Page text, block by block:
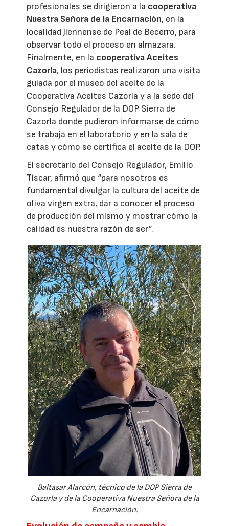
profesionales se dirigieron a la cooperativa
Nuestra Señora de la Encarnación, en la
localidad jiennense de Peal de Becerro, para
observar todo el proceso en almazara.
Finalmente, en la cooperativa Aceites
Cazorla, los periodistas realizaron una visita
guiada por el museo del aceite de la
Cooperativa Aceites Cazorla y a la sede del
Consejo Regulador de la DOP Sierra de
Cazorla donde pudieron informarse de cómo
se trabaja en el laboratorio y en la sala de
catas y cómo se certifica el aceite de la DOP.
El secretario del Consejo Regulador, Emilio
Tíscar, afirmó que “para nosotros es
fundamental divulgar la cultura del aceite de
oliva virgen extra, dar a conocer el proceso
de producción del mismo y mostrar cómo la
calidad es nuestra razón de ser”.
Baltasar Alarcón, técnico de la DOP Sierra de
Cazorla y de la Cooperativa Nuestra Señora de la
Encarnación.